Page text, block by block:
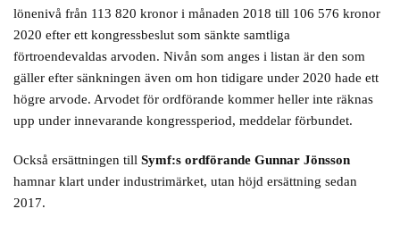
lönenivå från 113 820 kronor i månaden 2018 till 106 576 kronor
2020 efter ett kongressbeslut som sänkte samtliga
förtroendevaldas arvoden. Nivån som anges i listan är den som
gäller efter sänkningen även om hon tidigare under 2020 hade ett
högre arvode. Arvodet för ordförande kommer heller inte räknas
upp under innevarande kongressperiod, meddelar förbundet.
Också ersättningen till Symf:s ordförande Gunnar Jönsson
hamnar klart under industrimärket, utan höjd ersättning sedan
2017.